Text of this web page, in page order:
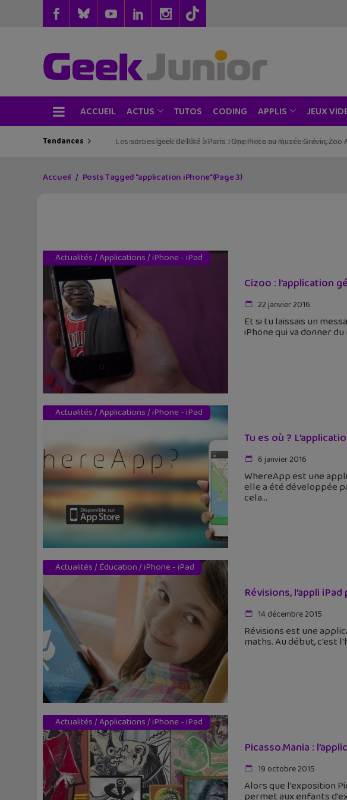
ACCUEIL ACTUS TUTOS CODING APPLIS JEUX
Tendances Les sorties geek de l’été à Paris : One Piece au musée Grévin, Zoo
Accueil Posts Tagged "application iPhone"(Page 3)
Actualités/Applications/iPhone - iPad
Cizoo : l’application
22 janvier 2016
Et si tu laissais un
iPhone qui va donner
Actualités/Applications/iPhone - iPad
Tu es où ?
6 janvier 2016
WhereApp est une
elle a été développée
cela
Actualités/ Éducation/iPhone - iPad
Révisions, l’appli
14 décembre 2015
Révisions est une
maths. Au début, c'est
Actualités/Applications/iPhone - iPad
Picasso.Mania :
19 octobre 2015
Alors que l'exposition
permet aux enfants